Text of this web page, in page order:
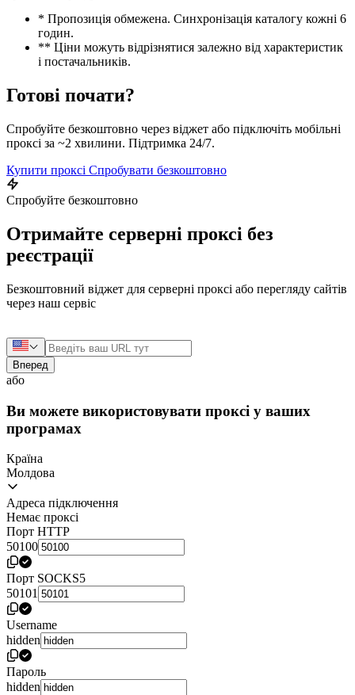
* Пропозиція обмежена. Синхронізація каталогу кожні 6
годин.
** Ціни можуть відрізнятися залежно від характеристик
і постачальників.
Готові почати?
Спробуйте безкоштовно через віджет або підключіть мобільні
проксі за ~2 хвилини. Підтримка 24/7.
Купити проксі Спробувати безкоштовно
Спробуйте безкоштовно
Отримайте серверні проксі без
реєстрації
Безкоштовний віджет для серверні проксі або перегляду сайтів
через наш сервіс
Вперед
або
Ви можете використовувати проксі у ваших
програмах
Країна
Молдова
Адреса підключення
Немає проксі
Порт HTTP
50100
Порт SOCKS5
50101
Username
hidden
Пароль
hidden